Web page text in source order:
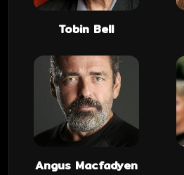
Tobin Bell
Angus Macfadyen